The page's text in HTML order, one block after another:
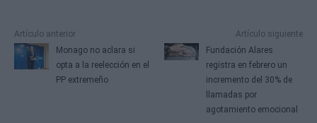
Artículo anterior
Monago no aclara si
opta a la reelección en el
PP extremeño
Artículo siguiente
Fundación Alares
registra en febrero un
incremento del 30% de
llamadas por
agotamiento emocional